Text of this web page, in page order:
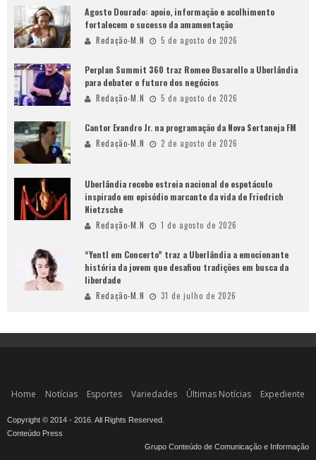
Agosto Dourado: apoio, informação e acolhimento
fortalecem o sucesso da amamentação
Redação-M.N 5 de agosto de 2026
Perplan Summit 360 traz Romeo Busarello a Uberlândia
para debater o futuro dos negócios
Redação-M.N 5 de agosto de 2026
Cantor Evandro Jr. na programação da Nova Sertaneja FM
Redação-M.N 2 de agosto de 2026
Uberlândia recebe estreia nacional de espetáculo
inspirado em episódio marcante da vida de Friedrich
Nietzsche
Redação-M.N 1 de agosto de 2026
“Yentl em Concerto” traz a Uberlândia a emocionante
história da jovem que desafiou tradições em busca da
liberdade
Redação-M.N 31 de julho de 2026
Home Notícias Esportes Variedades Últimas Notícias Expediente
Copyright © 2014 - 2016. All Rights Reserved.
Conteúdo Press
Grupo Conteúdo de Comunicação e Informação